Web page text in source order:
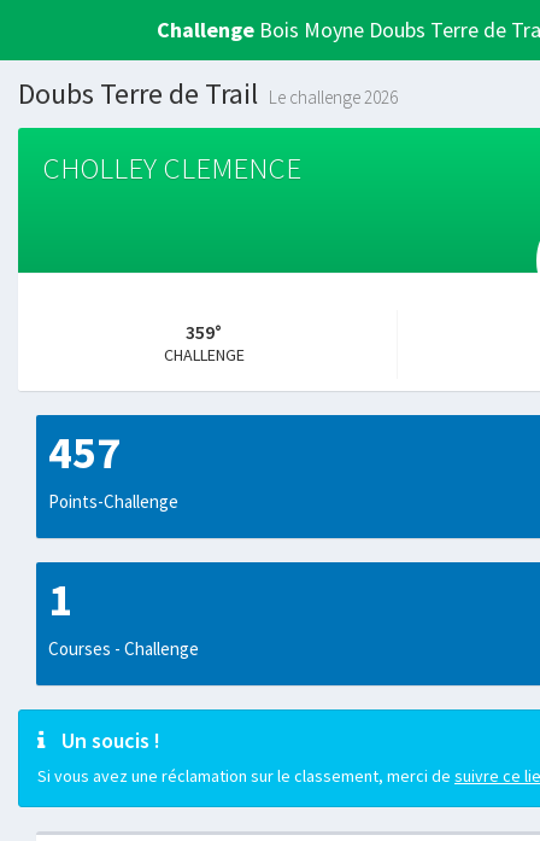
Challenge Bois Moyne Doubs Terre de
Doubs Terre de Trail Le challenge 2026
CHOLLEY CLEMENCE
359°
CHALLENGE
457
Points-Challenge
1
Courses - Challenge
Un soucis !
Si vous avez une réclamation sur le classement, merci de suivre ce